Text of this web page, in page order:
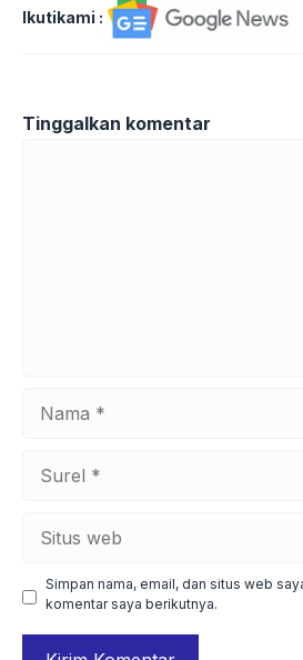
Ikutikami :
Tinggalkan komentar
web
Simpan nama, email, dan situs web
komentar saya berikutnya.